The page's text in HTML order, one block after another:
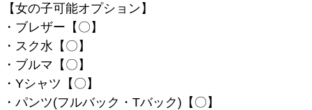
【女の子可能オプション】
・ブレザー【〇】
・スク水【〇】
・ブルマ【〇】
・Yシャツ【〇】
・パンツ(フルバック・Tバック)【〇】